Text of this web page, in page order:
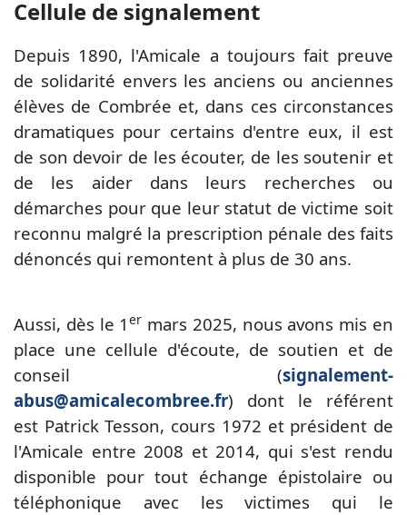
Cellule de signalement
Depuis 1890, l'Amicale a toujours fait preuve
de solidarité envers les anciens ou anciennes
élèves de Combrée et, dans ces circonstances
dramatiques pour certains d'entre eux, il est
de son devoir de les écouter, de les soutenir et
de les aider dans leurs recherches ou
démarches pour que leur statut de victime soit
reconnu malgré la prescription pénale des faits
dénoncés qui remontent à plus de 30 ans.
Aussi, dès le 1er mars 2025, nous avons mis en
place une cellule d'écoute, de soutien et de
conseil (signalement-
abus@amicalecombree.fr) dont le référent
est Patrick Tesson, cours 1972 et président de
l'Amicale entre 2008 et 2014, qui s'est rendu
disponible pour tout échange épistolaire ou
téléphonique avec les victimes qui le